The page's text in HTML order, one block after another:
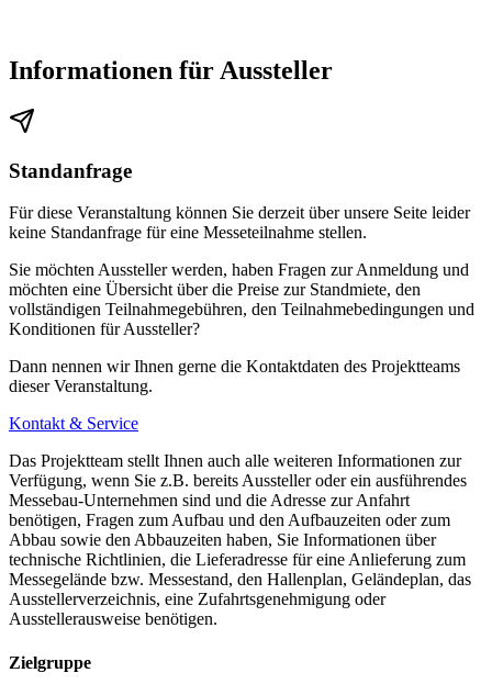
Informationen für Aussteller
Standanfrage
Für diese Veranstaltung können Sie derzeit über unsere Seite leider
keine Standanfrage für eine Messeteilnahme stellen.
Sie möchten Aussteller werden, haben Fragen zur Anmeldung und
möchten eine Übersicht über die Preise zur Standmiete, den
vollständigen Teilnahmegebühren, den Teilnahmebedingungen und
Konditionen für Aussteller?
Dann nennen wir Ihnen gerne die Kontaktdaten des Projektteams
dieser Veranstaltung.
Kontakt & Service
Das Projektteam stellt Ihnen auch alle weiteren Informationen zur
Verfügung, wenn Sie z.B. bereits Aussteller oder ein ausführendes
Messebau-Unternehmen sind und die Adresse zur Anfahrt
benötigen, Fragen zum Aufbau und den Aufbauzeiten oder zum
Abbau sowie den Abbauzeiten haben, Sie Informationen über
technische Richtlinien, die Lieferadresse für eine Anlieferung zum
Messegelände bzw. Messestand, den Hallenplan, Geländeplan, das
Ausstellerverzeichnis, eine Zufahrtsgenehmigung oder
Ausstellerausweise benötigen.
Zielgruppe